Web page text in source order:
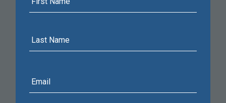
mail
address